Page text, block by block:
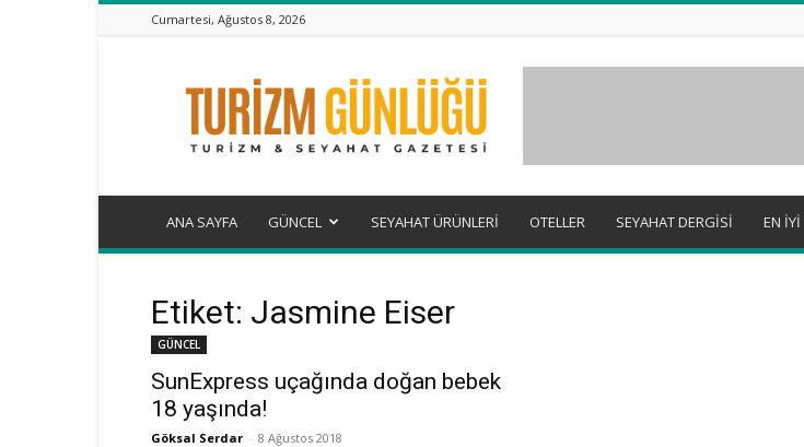
Cumartesi, Ağustos 8, 2026
Turizm
Günlüğü
ANA SAYFA GÜNCEL SEYAHAT ÜRÜNLERİ OTELLER SEYAHAT DERGİSİ EN İYİ
Etiket: Jasmine Eiser
GÜNCEL
SunExpress uçağında doğan bebek
18 yaşında!
Göksal Serdar - 8 Ağustos 2018